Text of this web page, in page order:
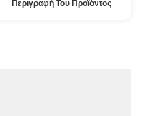
Περιγραφή Του Προϊόντος